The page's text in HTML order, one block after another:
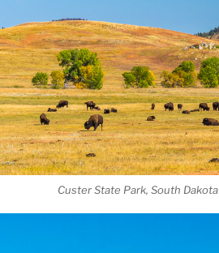
Custer State Park, South Dakota